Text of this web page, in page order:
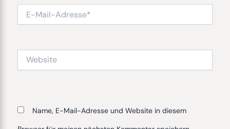
Mail-
Website
Name, E-Mail-Adresse und Website in diesem